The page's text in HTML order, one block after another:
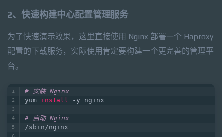
2、快速构建中心配置管理服务
为了快速演示效果，这里直接使用 Nginx 部署一个 Haproxy
配置的下载服务，实际使用肯定要构建一个更完善的管理平
台。
# 安装 Nginx
yum install -y nginx
# 启动 Nginx
/sbin/nginx